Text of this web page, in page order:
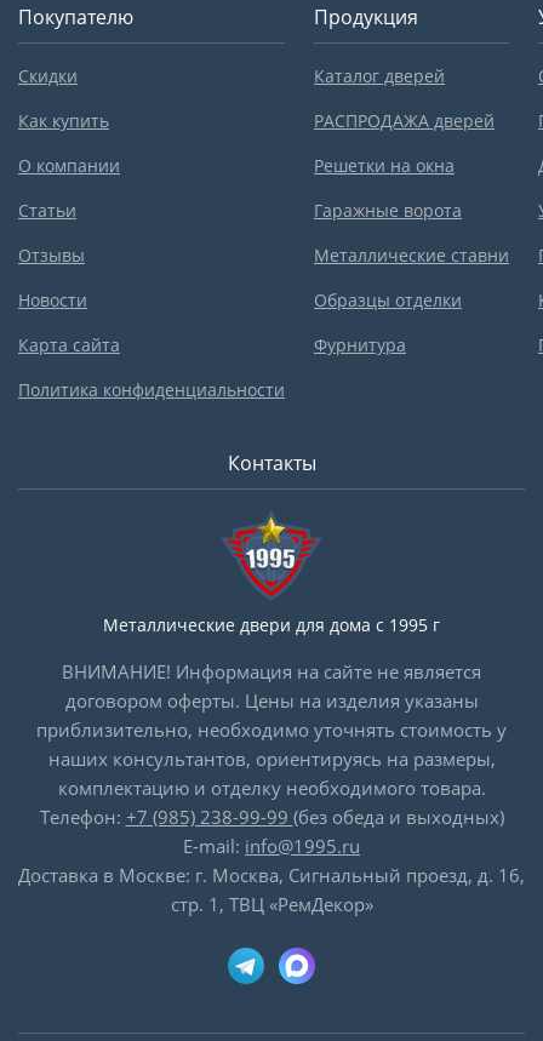
Покупателю
Скидки
Как купить
О компании
Статьи
Отзывы
Новости
Карта сайта
Политика конфиденциальности
Продукция
Каталог дверей
РАСПРОДАЖА дверей
Решетки на окна
Гаражные ворота
Металлические ставни
Образцы отделки
Фурнитура
Контакты
Металлические двери для дома с 1995 г
ВНИМАНИЕ! Информация на сайте не является
договором оферты. Цены на изделия указаны
приблизительно, необходимо уточнять стоимость у
наших консультантов, ориентируясь на размеры,
комплектацию и отделку необходимого товара.
Телефон: +7 (985) 238-99-99 (без обеда и выходных)
E-mail: info@1995.ru
Доставка в Москве: г. Москва, Сигнальный проезд, д. 16,
стр. 1, ТВЦ «РемДекор»